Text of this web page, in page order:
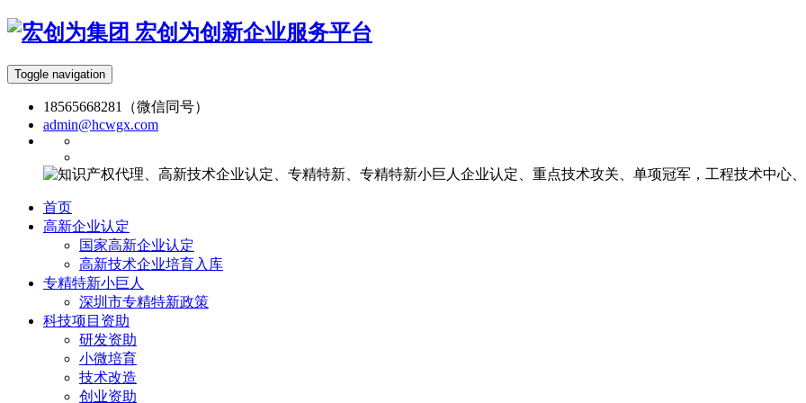
宏创为创新企业服务平台
Toggle navigation
18565668281（微信同号）
admin@hcwgx.com
首页
高新企业认定
国家高新企业认定
高新技术企业培育入库
专精特新小巨人
深圳市专精特新政策
科技项目资助
研发资助
小微培育
技术改造
创业资助